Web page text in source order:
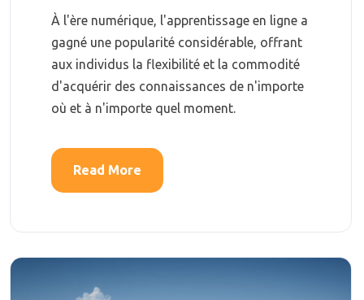
À l'ère numérique, l'apprentissage en ligne a
gagné une popularité considérable, offrant
aux individus la flexibilité et la commodité
d'acquérir des connaissances de n'importe
où et à n'importe quel moment.
Read More